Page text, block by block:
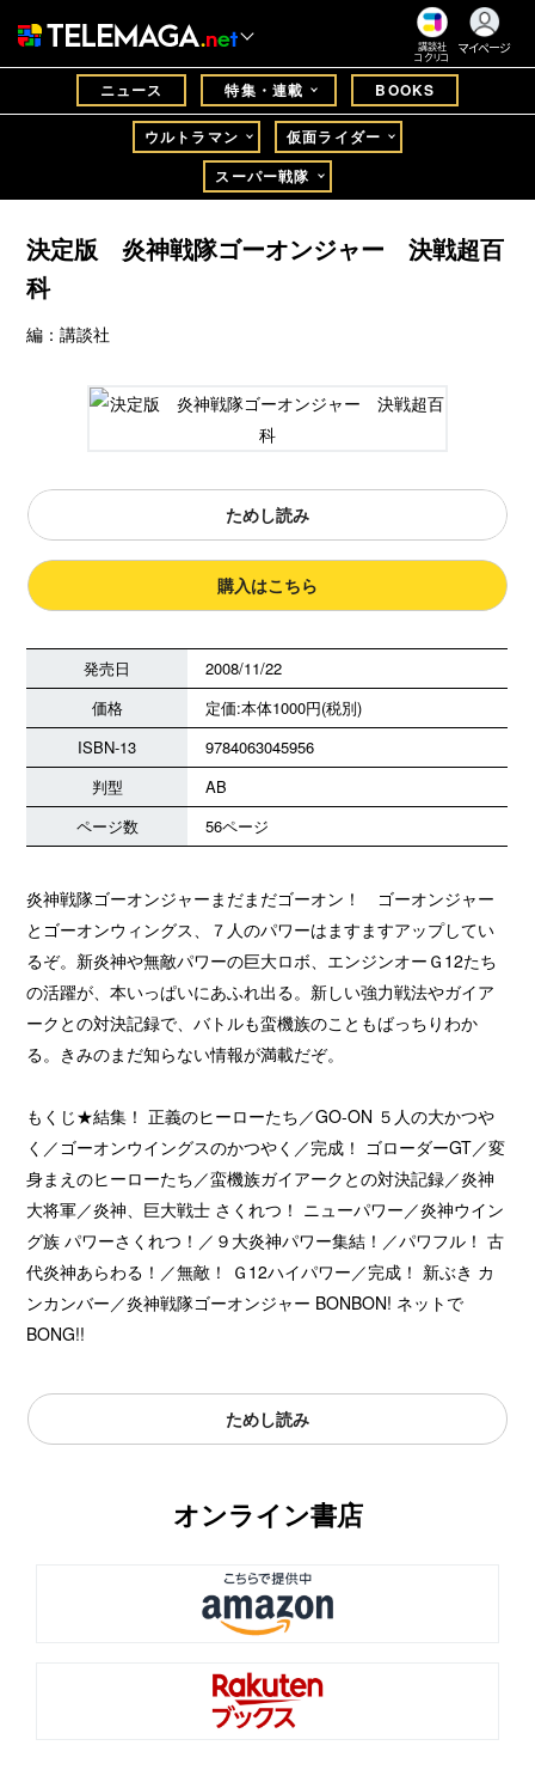
講談社
コクリコ
マイページ
ニュース 特集・連載 BOOKS
ウルトラマン
仮面ライダー
スーパー戦隊
決定版 炎神戦隊ゴーオンジャー 決戦超百
科
編：講談社
ためし読み
購入はこちら
発売日
2008/11/22
価格
定価:本体1000円(税別)
ISBN-13
9784063045956
判型
AB
ページ数
56ページ
炎神戦隊ゴーオンジャーまだまだゴーオン！ ゴーオンジャー
とゴーオンウィングス、７人のパワーはますますアップしてい
るぞ。新炎神や無敵パワーの巨大ロボ、エンジンオーＧ12たち
の活躍が、本いっぱいにあふれ出る。新しい強力戦法やガイア
ークとの対決記録で、バトルも蛮機族のこともばっちりわか
る。きみのまだ知らない情報が満載だぞ。
もくじ★結集！ 正義のヒーローたち／GO-ON ５人の大かつや
く／ゴーオンウイングスのかつやく／完成！ ゴローダーGT／変
身まえのヒーローたち／蛮機族ガイアークとの対決記録／炎神
大将軍／炎神、巨大戦士 さくれつ！ ニューパワー／炎神ウイン
グ族 パワーさくれつ！／９大炎神パワー集結！／パワフル！ 古
代炎神あらわる！／無敵！ Ｇ12ハイパワー／完成！ 新ぶき カ
ンカンバー／炎神戦隊ゴーオンジャー BONBON! ネットで
BONG!!
ためし読み
オンライン書店